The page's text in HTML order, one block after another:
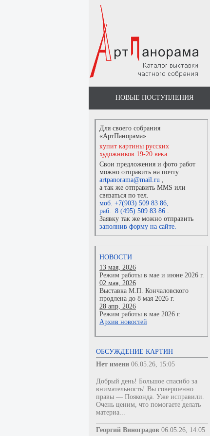
НОВЫЕ ПОСТУПЛЕНИЯ
Для своего собрания
«АртПанорама»
купит картины русских
художников 19-20 века.
Свои предложения и фото работ
можно отправить на почту
artpanorama@mail.ru ,
а так же отправить MMS или
связаться по тел.
моб. +7(903) 509 83 86,
раб. 8 (495) 509 83 86 .
Заявку так же можно отправить
заполнив форму на сайте.
НОВОСТИ
13 мая, 2026
Режим работы в мае и июне 2026 г.
02 мая, 2026
Выставка М.П. Кончаловского
продлена до 8 мая 2026 г.
28 апр, 2026
Режим работы в мае 2026 г.
Архив новостей
ОБСУЖДЕНИЕ КАРТИН
Нет имени 06.05.26, 15:05
Добрый день! Большое спасибо за
внимательность! Вы совершенно
правы — Пояконда. Уже исправили.
Очень ценим, что помогаете делать
материа...
Георгий Виноградов 06.05.26, 14:05